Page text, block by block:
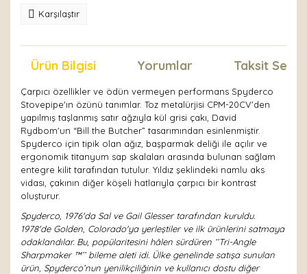
Karşılaştır
Ürün Bilgisi Yorumlar Taksit
Çarpıcı özellikler ve ödün vermeyen performans Spyderco
Stovepipe'ın özünü tanımlar. Toz metalürjisi CPM-20CV'den
yapılmış taşlanmış satır ağzıyla kül grisi çakı, David
Rydbom'un “Bill the Butcher” tasarımından esinlenmiştir.
Spyderco için tipik olan ağız, başparmak deliği ile açılır ve
ergonomik titanyum sap skalaları arasında bulunan sağlam
entegre kilit tarafından tutulur. Yıldız şeklindeki namlu aks
vidası, çakının diğer köşeli hatlarıyla çarpıcı bir kontrast
oluşturur.
Spyderco, 1976'da Sal ve Gail Glesser tarafından kuruldu.
1978'de Golden, Colorado'ya yerleştiler ve ilk ürünlerini satmaya
odaklandılar. Bu, popülaritesini hâlen sürdüren ‘‘Tri-Angle
Sharpmaker ™’’ bileme aleti idi. Ülke genelinde satışa sunulan
ürün, Spyderco’nun yenilikçiliğinin ve kullanıcı dostu diğer